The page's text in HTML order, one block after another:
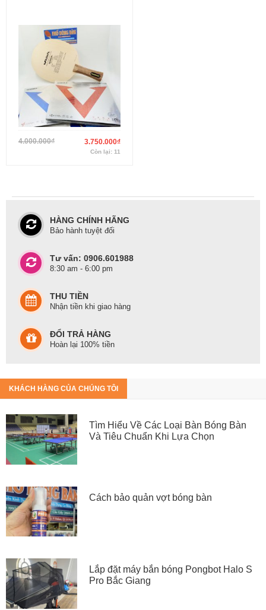
4.000.000₫ 3.750.000₫
Còn lại: 11
HÀNG CHÍNH HÃNG
Bảo hành tuyệt đối
Tư vấn: 0906.601988
8:30 am - 6:00 pm
THU TIỀN
Nhận tiền khi giao hàng
ĐỔI TRẢ HÀNG
Hoàn lại 100% tiền
KHÁCH HÀNG CỦA CHÚNG TÔI
Tìm Hiểu Về Các Loại Bàn Bóng Bàn
Và Tiêu Chuẩn Khi Lựa Chọn
Cách bảo quản vợt bóng bàn
Lắp đặt máy bắn bóng Pongbot Halo S
Pro Bắc Giang